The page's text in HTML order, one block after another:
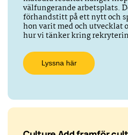
välfungerande arbetsplats.
förhandstitt på ett nytt och
hon varit med och utvecklat
hur vi tänker kring
Lyssna här